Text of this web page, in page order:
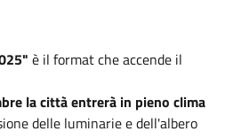
è il format che accende il
la città entrerà in pieno clima
delle luminarie e dell'albero